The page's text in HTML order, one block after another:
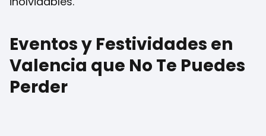
Eventos y Festividades en
Valencia que No Te Puedes
Perder